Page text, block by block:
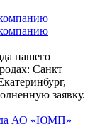
нашего
Санкт
заявку.
АО «ЮМП»